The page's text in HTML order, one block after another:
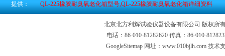
提供： QL-225橡胶耐臭氧老化箱型号,QL-225橡胶耐臭氧老化箱详细资料
北京北方利辉试验仪器设备有限公司 版权所
电话：86-010-81282620 传真：86-010-
GoogleSitemap网址：www.010bjlh.com 技术